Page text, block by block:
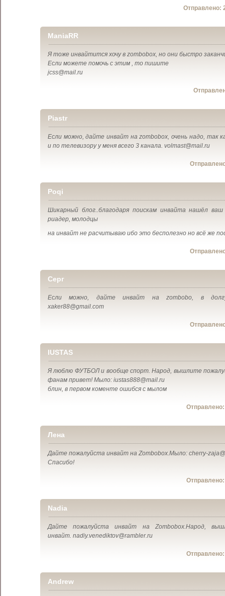
Отправлено:
ManiaRR
Я тоже инвайтится хочу в zombobox, но они быстро
Если можете помочь с этим , то пишите
jcss@mail.ru
Piastr
Если можно, дайте инвайт на zombobox, очень надо, так
и по телевизору у меня всего 3 канала. volmast@mail.ru
Poqi
Шикарный блог..благодаря поискам инвайта нашёл ваш
риадер, молодцы
на инвайт не расчитываю ибо это бесполезно но всё же
Серг
Если можно, дайте инвайт на zombobo, в
xaker88@gmail.com
IUSTAS
Я люблю ФУТБОЛ и вообще спорт. Народ, вышлите
фанам привет! Мыло: iustas888@mail.ru
блин, в первом коменте ошибся с мылом
Лена
Дайте пожалуйста инвайт на Zombobox.Мыло: cherry-
Спасибо!
Nadia
Дайте пожалуйста инвайт на Zombobox.Народ,
инвайт. nadiy.venediktov@rambler.ru
Andrew